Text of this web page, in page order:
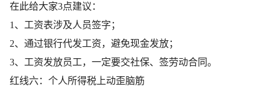
在此给大家3点建议：
1、工资表涉及人员签字；
2、通过银行代发工资，避免现金发放；
3、工资发放员工，一定要交社保、签劳动合同。
红线六：个人所得税上动歪脑筋